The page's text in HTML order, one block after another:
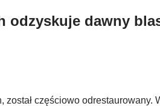
odzyskuje dawny
częściowo odrestaurowany.